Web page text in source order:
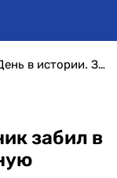
День в истории. Защитник забил в дебютной игре за сборную
забил в